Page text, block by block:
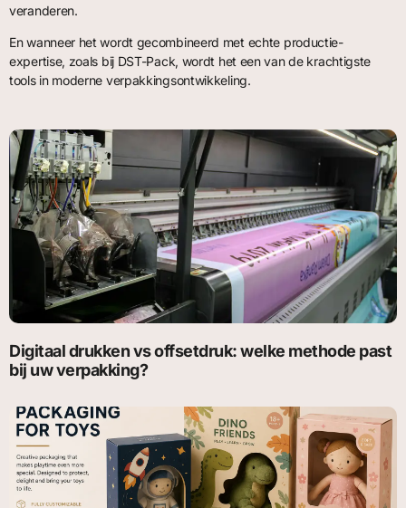
veranderen.
En wanneer het wordt gecombineerd met echte productie-
expertise, zoals bij DST-Pack, wordt het een van de krachtigste
tools in moderne verpakkingsontwikkeling.
Digitaal drukken vs offsetdruk: welke methode past
bij uw verpakking?